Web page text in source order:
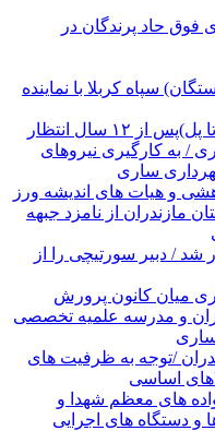
فوق حاد پرندگان در
سپاه کربلا با نماینده
پروژه سیدالشهدای خدمت ( پل تا پل)پس از ۱۲ سال انتظار
/ به کارگیری نیروهای
ساری
و هیات های اندیشه ورز
مازندران از نامزد جبهه
شد / دبیر سورتیچی را از
میان کانون پرورش
و مدرسه علمیه تخصصی
/توجه به ظرفیت های
اساسی
های معظم شهدا و
و دستگاه های اجرایی